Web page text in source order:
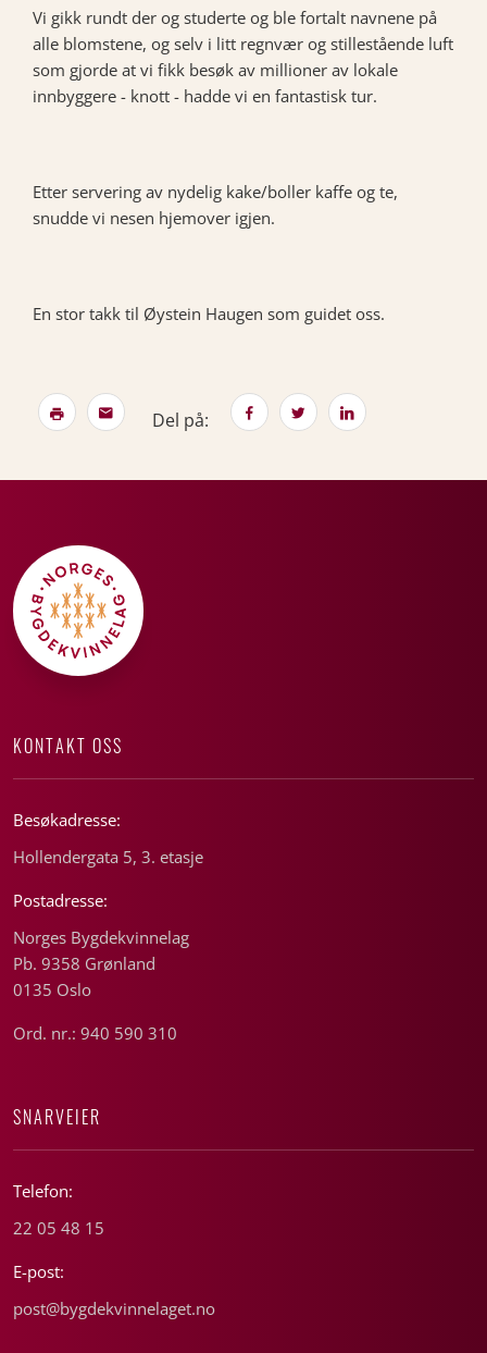
Vi gikk rundt der og studerte og ble fortalt navnene på
alle blomstene, og selv i litt regnvær og stillestående luft
som gjorde at vi fikk besøk av millioner av lokale
innbyggere - knott - hadde vi en fantastisk tur.
Etter servering av nydelig kake/boller kaffe og te,
snudde vi nesen hjemover igjen.
En stor takk til Øystein Haugen som guidet oss.
Del på:
KONTAKT OSS
Besøkadresse:
Hollendergata 5, 3. etasje
Postadresse:
Norges Bygdekvinnelag
Pb. 9358 Grønland
0135 Oslo
Ord. nr.: 940 590 310
SNARVEIER
Telefon:
22 05 48 15
E-post:
post@bygdekvinnelaget.no